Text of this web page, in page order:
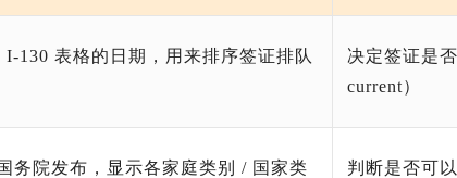
I-130 表格的日期，用来排序签证排队
决定签证是
current）
务院发布，显示各家庭类别 / 国家类
判断是否可